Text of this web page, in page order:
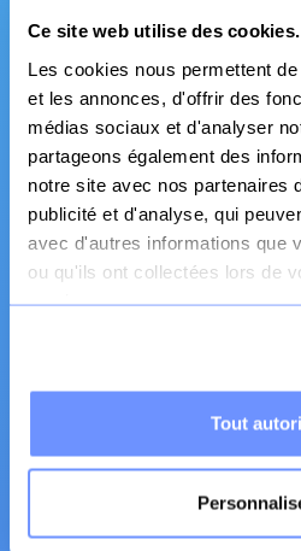
Ce site web utilise des cookies.
Les cookies nous permettent
et les annonces, d'offrir des
médias sociaux et d'analyser
partageons également des
notre site avec nos partenaires
publicité et d'analyse, qui
avec d'autres informations que
ou qu'ils ont collectées lors de
services.
Tout
Fabrication
Canapé et